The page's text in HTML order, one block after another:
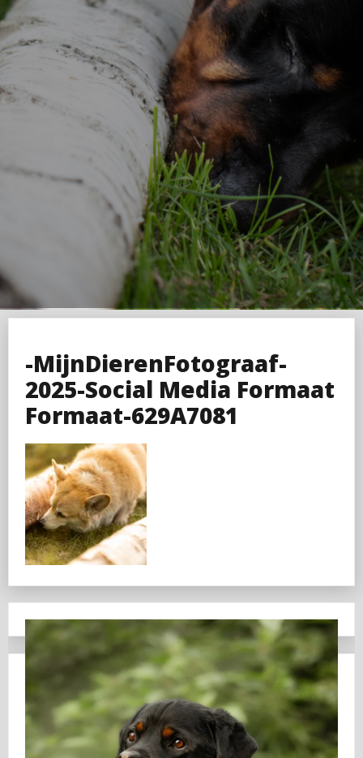
-MijnDierenFotograaf-
2025-Social Media Formaat
Formaat-629A7081